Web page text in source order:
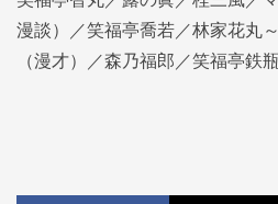
漫談）／笑福亭喬若／林家花丸
（漫才）／森乃福郎／笑福亭鉄